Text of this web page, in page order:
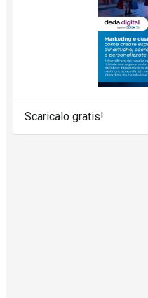
Scaricalo gratis!